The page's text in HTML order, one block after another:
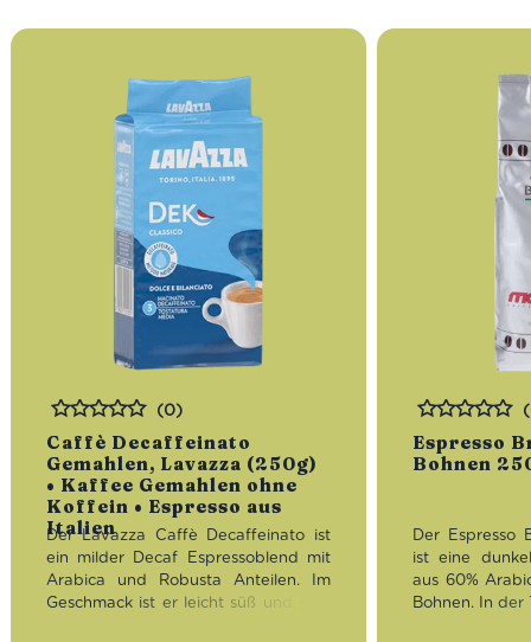
Caffè Decaffeinato
Gemahlen, Lavazza (250g)
• Kaffee Gemahlen ohne
Koffein • Espresso aus
Italien
Bewertet
(0)
Der Lavazza Caffè Decaffeinato ist
ein milder Decaf Espressoblend mit
Arabica und Robusta Anteilen. Im
Geschmack ist er leicht süß und sehr
Espresso
Bohnen
Bewertet
Der Espresso
ist eine
aus 60%
Bohnen. In der